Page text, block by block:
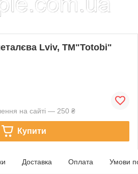
Lviv, ТМ"Totobi"
на сайті — 250 ₴
Купити
Доставка Оплата Умови